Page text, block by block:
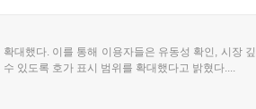
대했다. 이를 통해 이용자들은 유동성 확인, 시장 깊
있도록 호가 표시 범위를 확대했다고 밝혔다....